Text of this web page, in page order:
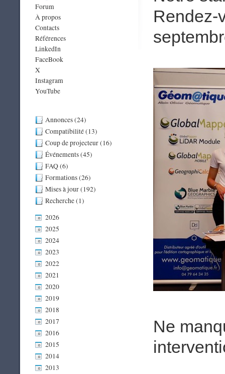
Forum
À propos
Contacts
Références
LinkedIn
FaceBook
X
Instagram
YouTube
Annonces (24)
Compatibilité (13)
Coup de projecteur (16)
Événements (45)
FAQ (6)
Formations (26)
Mises à jour (192)
Recherche (1)
2026
2025
2024
2023
2022
2021
2020
2019
2018
2017
2016
2015
2014
2013
Rendez-
Ne